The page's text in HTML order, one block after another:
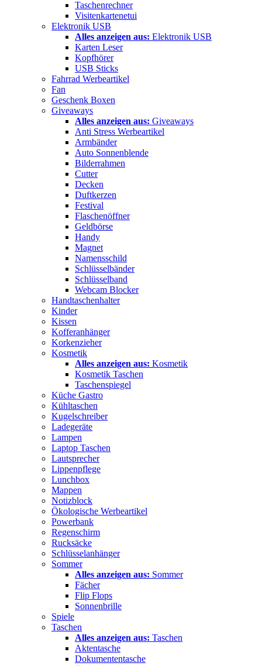
Taschenrechner
Visitenkartenetui
Elektronik USB
Alles anzeigen aus: Elektronik USB
Karten Leser
Kopfhörer
USB Sticks
Fahrrad Werbeartikel
Fan
Geschenk Boxen
Giveaways
Alles anzeigen aus: Giveaways
Anti Stress Werbeartikel
Armbänder
Auto Sonnenblende
Bilderrahmen
Cutter
Decken
Duftkerzen
Festival
Flaschenöffner
Geldbörse
Handy
Magnet
Namensschild
Schlüsselbänder
Schlüsselband
Webcam Blocker
Handtaschenhalter
Kinder
Kissen
Kofferanhänger
Korkenzieher
Kosmetik
Alles anzeigen aus: Kosmetik
Kosmetik Taschen
Taschenspiegel
Küche Gastro
Kühltaschen
Kugelschreiber
Ladegeräte
Lampen
Laptop Taschen
Lautsprecher
Lippenpflege
Lunchbox
Mappen
Notizblock
Ökologische Werbeartikel
Powerbank
Regenschirm
Rucksäcke
Schlüsselanhänger
Sommer
Alles anzeigen aus: Sommer
Fächer
Flip Flops
Sonnenbrille
Spiele
Taschen
Alles anzeigen aus: Taschen
Aktentasche
Dokumententasche